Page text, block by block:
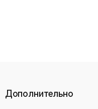
Дополнительно